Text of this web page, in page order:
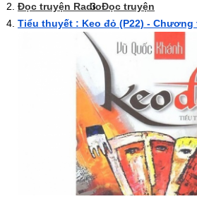
Đọc truyện RadioĐọc truyện
Tiểu thuyết : Keo đỏ (P22) -